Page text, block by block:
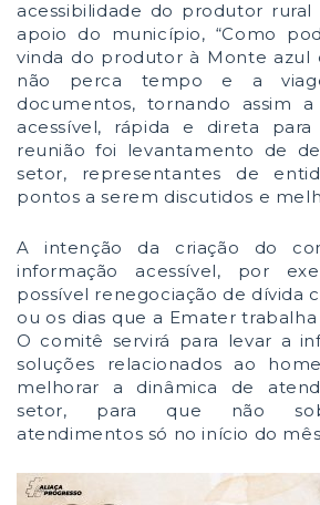
acessibilidade do produtor rural
apoio do município, “Como
vinda do produtor à Monte azul
não perca tempo e a
documentos, tornando assim
acessível, rápida e direta
reunião foi levantamento de
setor, representantes de
pontos a serem discutidos e
A intenção da criação do
informação acessível, por
possível renegociação de dívida
ou os dias que a Emater trabalha
O comitê servirá para levar a
soluções relacionados ao
melhorar a dinâmica de
setor, para que não
atendimentos só no início do